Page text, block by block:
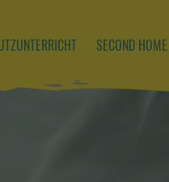
SECOND HOME